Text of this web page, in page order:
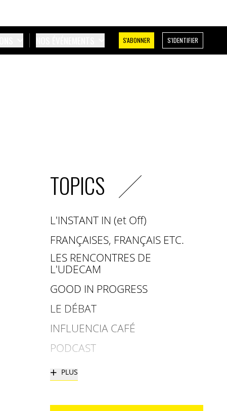
S'ABONNER S'IDENTIFIER
TOPICS
L'INSTANT IN (et Off)
FRANÇAISES, FRANÇAIS ETC.
LES RENCONTRES DE
L'UDECAM
GOOD IN PROGRESS
LE DÉBAT
INFLUENCIA CAFÉ
PODCAST
+ PLUS